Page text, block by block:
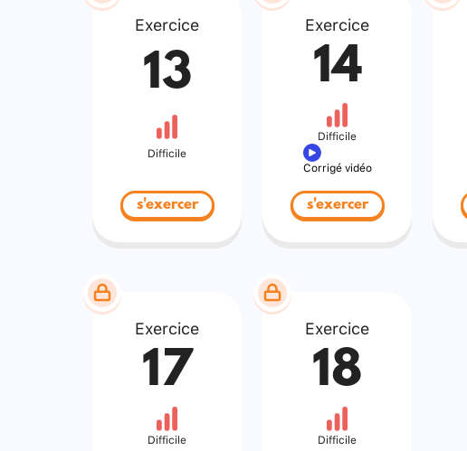
Exercice
13
Difficile
s'exercer
Exercice
14
Difficile
Corrigé vidéo
s'exercer
Exercice
17
Difficile
Exercice
18
Difficile